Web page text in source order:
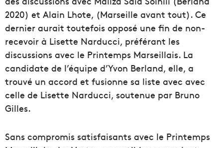
2020) et Alain Lhote, (Marseille avant tout). Ce
dernier aurait toutefois opposé une fin de non-
recevoir à Lisette Narducci, préférant les
discussions avec le Printemps Marseillais. La
candidate de l’équipe d’Yvon Berland, elle, a
trouvé un accord et fusionne sa liste avec avec
celle de Lisette Narducci, soutenue par Bruno
Gilles.
Sans compromis satisfaisants avec le Printemps